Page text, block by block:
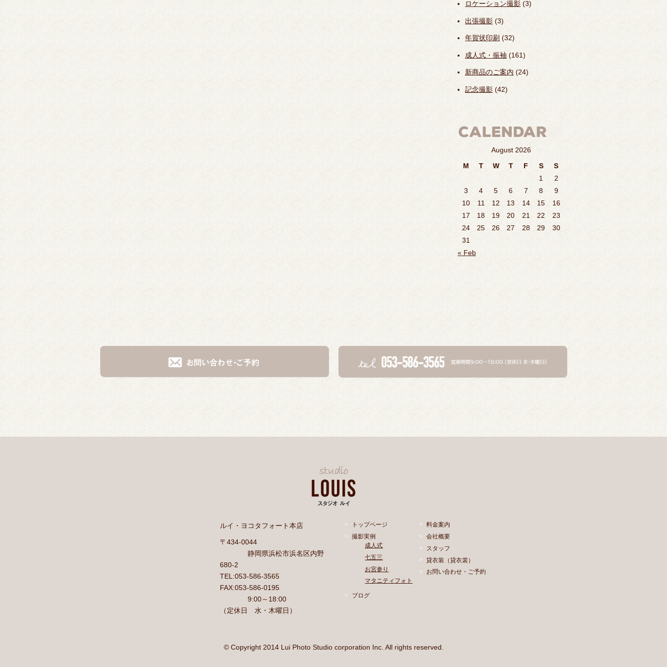
ロケーション撮影 (3)
出張撮影 (3)
年賀状印刷 (32)
成人式・振袖 (161)
新商品のご案内 (24)
記念撮影 (42)
August 2026
M
T W T F S
S
1
2
3
4 5 6 7 8
9
10
11 12 13 14 15
16
17
18 19 20 21 22
23
24
25 26 27 28 29
30
31
« Feb
トップページ
撮影実例
成人式
七五三
お宮参り
マタニティフォト
ブログ
料金案内
会社概要
スタッフ
貸衣装（貸衣裳）
お問い合わせ・ご予約
ルイ・ヨコタフォート本店
〒434-0044
静岡県浜松市浜名区内野
680-2
TEL:053-586-3565
FAX:053-586-0195
9:00～18:00
（定休日 水・木曜日）
© Copyright 2014 Lui Photo Studio corporation Inc. All rights reserved.